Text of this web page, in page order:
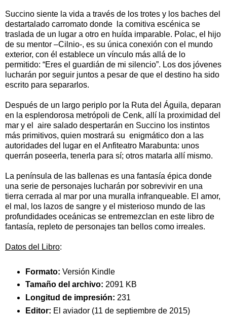
Succino siente la vida a través de los trotes y los baches del
destartalado carromato donde la comitiva escénica se
traslada de un lugar a otro en huída imparable. Polac, el hijo
de su mentor –Cilnio-, es su única conexión con el mundo
exterior, con él establece un vínculo más allá de lo
permitido: “Eres el guardián de mi silencio”. Los dos jóvenes
lucharán por seguir juntos a pesar de que el destino ha sido
escrito para separarlos.
Después de un largo periplo por la Ruta del Águila, deparan
en la esplendorosa metrópoli de Cenk, allí la proximidad del
mar y el aire salado despertarán en Succino los instintos
más primitivos, quien mostrará su enigmático don a las
autoridades del lugar en el Anfiteatro Marabunta: unos
querrán poseerla, tenerla para sí; otros matarla allí mismo.
La península de las ballenas es una fantasía épica donde
una serie de personajes lucharán por sobrevivir en una
tierra cerrada al mar por una muralla infranqueable. El amor,
el mal, los lazos de sangre y el misterioso mundo de las
profundidades oceánicas se entremezclan en este libro de
fantasía, repleto de personajes tan bellos como irreales.
Datos del Libro:
Formato: Versión Kindle
Tamaño del archivo: 2091 KB
Longitud de impresión: 231
Editor: El aviador (11 de septiembre de 2015)